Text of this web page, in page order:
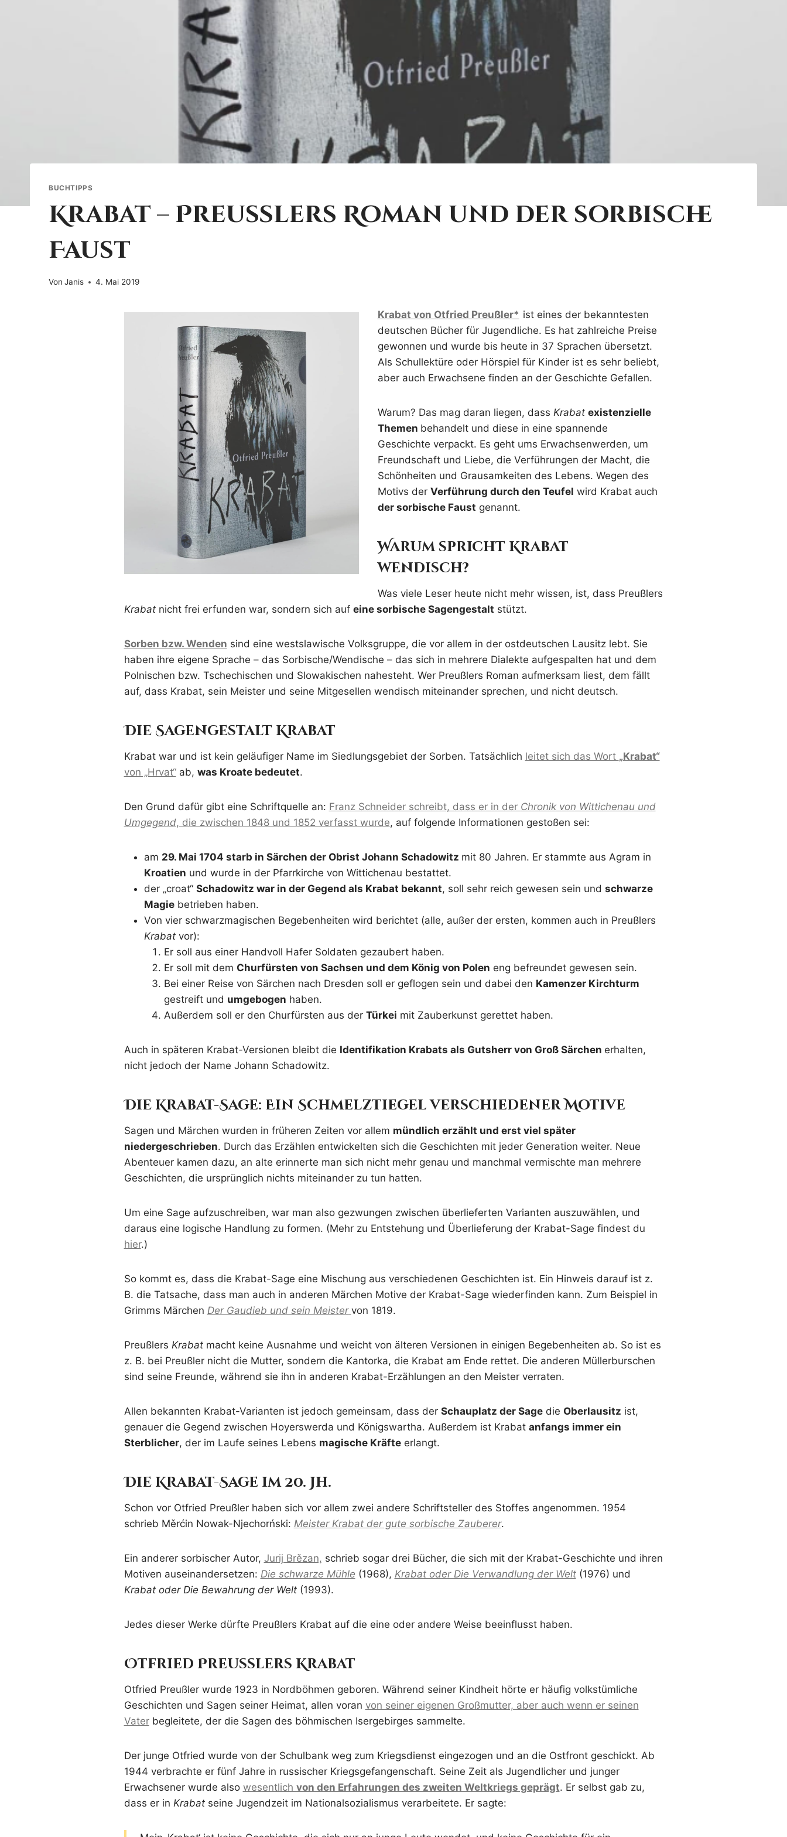
BUCHTIPPS
Krabat – Preußlers Roman und der sorbische
Faust
Von Janis 4. Mai 2019
Krabat von Otfried Preußler* ist eines der bekanntesten
deutschen Bücher für Jugendliche. Es hat zahlreiche Preise
gewonnen und wurde bis heute in 37 Sprachen übersetzt.
Als Schullektüre oder Hörspiel für Kinder ist es sehr beliebt,
aber auch Erwachsene finden an der Geschichte Gefallen.
Warum? Das mag daran liegen, dass Krabat existenzielle
Themen behandelt und diese in eine spannende
Geschichte verpackt. Es geht ums Erwachsenwerden, um
Freundschaft und Liebe, die Verführungen der Macht, die
Schönheiten und Grausamkeiten des Lebens. Wegen des
Motivs der Verführung durch den Teufel wird Krabat auch
der sorbische Faust genannt.
Warum spricht Krabat
wendisch?
Was viele Leser heute nicht mehr wissen, ist, dass Preußlers
Krabatnicht frei erfunden war, sondern sich auf eine sorbische Sagengestalt stützt.
Sorben bzw. Wenden sind eine westslawische Volksgruppe, die vor allem in der ostdeutschen Lausitz lebt. Sie
haben ihre eigene Sprache – das Sorbische/Wendische – das sich in mehrere Dialekte aufgespalten hat und dem
Polnischen bzw. Tschechischen und Slowakischen nahesteht. Wer Preußlers Roman aufmerksam liest, dem fällt
auf, dass Krabat, sein Meister und seine Mitgesellen wendisch miteinander sprechen, und nicht deutsch.
Die Sagengestalt Krabat
Krabat war und ist kein geläufiger Name im Siedlungsgebiet der Sorben. Tatsächlich leitet sich das Wort „Krabat“
von „Hrvat“ab, was Kroate bedeutet.
Den Grund dafür gibt eine Schriftquelle an: Franz Schneider schreibt, dass er in der Chronik von Wittichenau und
Umgegend, die zwischen 1848 und 1852 verfasst wurde, auf folgende Informationen gestoßen sei:
am 29. Mai 1704 starb in Särchen der Obrist Johann Schadowitz mit 80 Jahren. Er stammte aus Agram in
Kroatien und wurde in der Pfarrkirche von Wittichenau bestattet.
der „croat“ Schadowitz war in der Gegend als Krabat bekannt, soll sehr reich gewesen sein und schwarze
Magiebetrieben haben.
Von vier schwarzmagischen Begebenheiten wird berichtet (alle, außer der ersten, kommen auch in Preußlers
Krabatvor):
Er soll aus einer Handvoll Hafer Soldaten gezaubert haben.
Er soll mit dem Churfürsten von Sachsen und dem König von Polen eng befreundet gewesen sein.
Bei einer Reise von Särchen nach Dresden soll er geflogen sein und dabei den Kamenzer Kirchturm
gestreift und umgebogen haben.
Außerdem soll er den Churfürsten aus der Türkei mit Zauberkunst gerettet haben.
Auch in späteren Krabat-Versionen bleibt die Identifikation Krabats als Gutsherr von Groß Särchen erhalten,
nicht jedoch der Name Johann Schadowitz.
Die Krabat-Sage: Ein Schmelztiegel verschiedener Motive
Sagen und Märchen wurden in früheren Zeiten vor allem mündlich erzählt und erst viel später
niedergeschrieben. Durch das Erzählen entwickelten sich die Geschichten mit jeder Generation weiter. Neue
Abenteuer kamen dazu, an alte erinnerte man sich nicht mehr genau und manchmal vermischte man mehrere
Geschichten, die ursprünglich nichts miteinander zu tun hatten.
Um eine Sage aufzuschreiben, war man also gezwungen zwischen überlieferten Varianten auszuwählen, und
daraus eine logische Handlung zu formen. (Mehr zu Entstehung und Überlieferung der Krabat-Sage findest du
hier.)
So kommt es, dass die Krabat-Sage eine Mischung aus verschiedenen Geschichten ist. Ein Hinweis darauf ist z.
B. die Tatsache, dass man auch in anderen Märchen Motive der Krabat-Sage wiederfinden kann. Zum Beispiel in
Grimms Märchen Der Gaudieb und sein Meister von 1819.
Preußlers Krabatmacht keine Ausnahme und weicht von älteren Versionen in einigen Begebenheiten ab. So ist es
z. B. bei Preußler nicht die Mutter, sondern die Kantorka, die Krabat am Ende rettet. Die anderen Müllerburschen
sind seine Freunde, während sie ihn in anderen Krabat-Erzählungen an den Meister verraten.
Allen bekannten Krabat-Varianten ist jedoch gemeinsam, dass der Schauplatz der Sagedie Oberlausitz ist,
genauer die Gegend zwischen Hoyerswerda und Königswartha. Außerdem ist Krabat anfangs immer ein
Sterblicher, der im Laufe seines Lebens magische Kräfteerlangt.
Die Krabat-Sage im 20. Jh.
Schon vor Otfried Preußler haben sich vor allem zwei andere Schriftsteller des Stoffes angenommen. 1954
schrieb Měrćin Nowak-Njechorński: Meister Krabat der gute sorbische Zauberer.
Ein anderer sorbischer Autor, Jurij Brězan, schrieb sogar drei Bücher, die sich mit der Krabat-Geschichte und ihren
Motiven auseinandersetzen: Die schwarze Mühle (1968), Krabat oder Die Verwandlung der Welt(1976) und
Krabat oder Die Bewahrung der Welt(1993).
Jedes dieser Werke dürfte Preußlers Krabat auf die eine oder andere Weise beeinflusst haben.
Otfried Preußlers Krabat
Otfried Preußler wurde 1923 in Nordböhmen geboren. Während seiner Kindheit hörte er häufig volkstümliche
Geschichten und Sagen seiner Heimat, allen voran von seiner eigenen Großmutter, aber auch wenn er seinen
Vaterbegleitete, der die Sagen des böhmischen Isergebirges sammelte.
Der junge Otfried wurde von der Schulbank weg zum Kriegsdienst eingezogen und an die Ostfront geschickt. Ab
1944 verbrachte er fünf Jahre in russischer Kriegsgefangenschaft. Seine Zeit als Jugendlicher und junger
Erwachsener wurde also wesentlich von den Erfahrungen des zweiten Weltkriegs geprägt. Er selbst gab zu,
dass er in Krabatseine Jugendzeit im Nationalsozialismus verarbeitete. Er sagte: